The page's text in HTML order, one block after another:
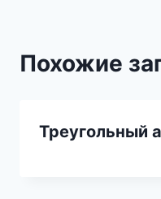
Похожие
Треугольный